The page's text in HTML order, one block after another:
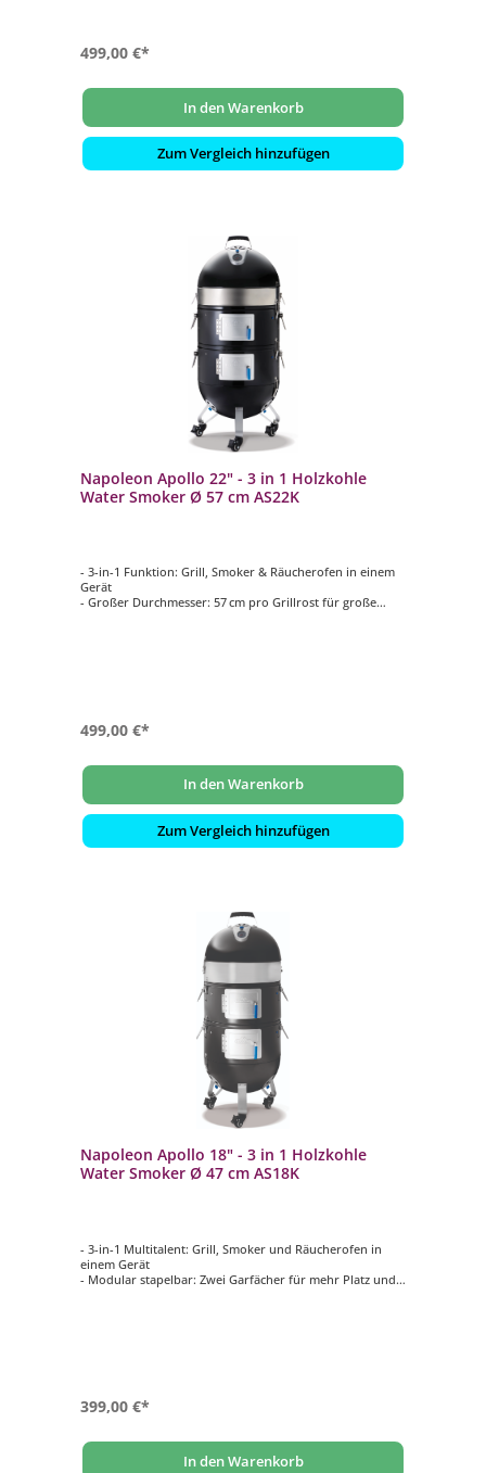
499,00 €*
In den Warenkorb
Zum Vergleich hinzufügen
Napoleon Apollo 22" - 3 in 1 Holzkohle
Water Smoker Ø 57 cm AS22K
- 3-in-1 Funktion: Grill, Smoker & Räucherofen in einem
Gerät
- Großer Durchmesser: 57 cm pro Grillrost für große
499,00 €*
In den Warenkorb
Zum Vergleich hinzufügen
Napoleon Apollo 18" - 3 in 1 Holzkohle
Water Smoker Ø 47 cm AS18K
- 3-in-1 Multitalent: Grill, Smoker und Räucherofen in
einem Gerät
- Modular stapelbar: Zwei Garfächer für mehr Platz und
399,00 €*
In den Warenkorb